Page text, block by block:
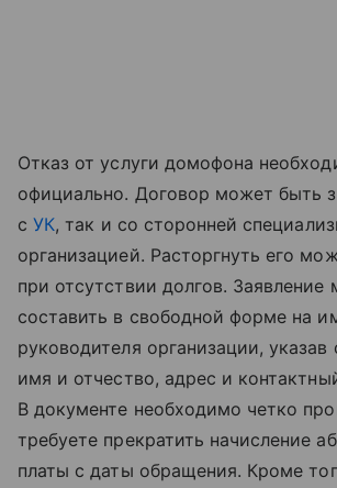
Отказ от услуги домофона
официально. Договор может быть
сУК, так и со сторонней
организацией. Расторгнуть его
при отсутствии долгов. Заявление
составить в свободной форме на
руководителя организации,
имя и отчество, адрес и
В документе необходимо четко
требуете прекратить начисление
платы с даты обращения. Кроме